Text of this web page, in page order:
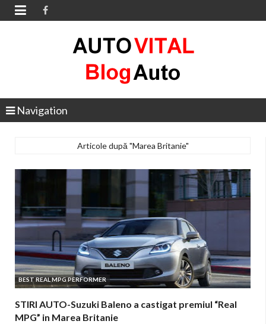

Navigation
Articole după "Marea Britanie"
BEST REAL MPG PERFORMER
STIRI AUTO-Suzuki Baleno a castigat premiul “Real
MPG” in Marea Britanie